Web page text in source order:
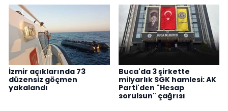
İzmir açıklarında 73
düzensiz göçmen
yakalandı
Buca'da 3 şirkette
milyarlık SGK hamlesi: AK
Parti'den "Hesap
sorulsun" çağrısı